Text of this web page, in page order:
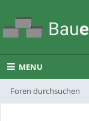
MENU
Foren durchsuchen